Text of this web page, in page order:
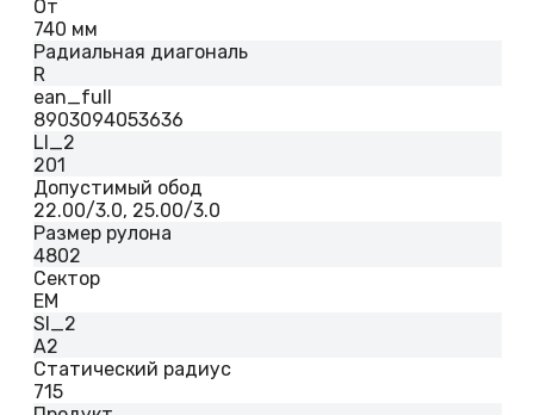
От
740 мм
Радиальная диагональ
R
ean_full
8903094053636
LI_2
201
Допустимый обод
22.00/3.0, 25.00/3.0
Размер рулона
4802
Сектор
EM
SI_2
A2
Статический радиус
715